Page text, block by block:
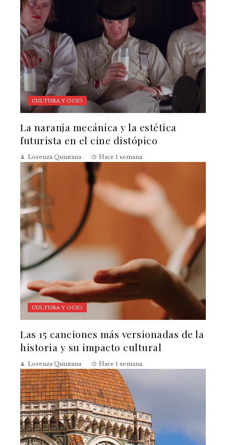
CULTURA Y OCIO
La naranja mecánica y la estética
futurista en el cine distópico
Lorenza Quintana Hace 1 semana
CULTURA Y OCIO
Las 15 canciones más versionadas de la
historia y su impacto cultural
Lorenza Quintana Hace 1 semana